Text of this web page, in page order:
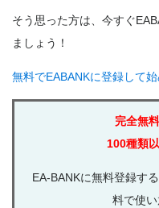
そう思った方は、今すぐ
ましょう！
無料でEABANKに登録して
完全無
100種類
EA-BANKに無料登録す
料で使い